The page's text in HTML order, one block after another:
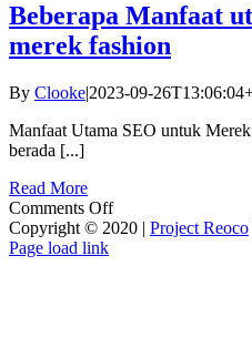
Beberapa Manfaat
merek fashion
By Clooke|2023-09-
Manfaat Utama SEO untuk
berada [...]
Read More
Comments Offon
Beberapa
Copyright © 2020 | Project Reoco
Facebook
Twitter
Instagram
Pinterest
Page load link